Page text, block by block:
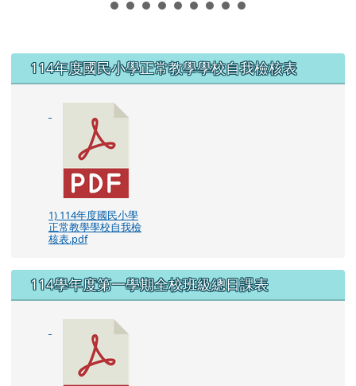
左邊區域內容
114年度國民小學正常教學學校自我檢核表
1) 114年度國民小學
正常教學學校自我檢
核表.pdf
114學年度第一學期全校班級總日課表